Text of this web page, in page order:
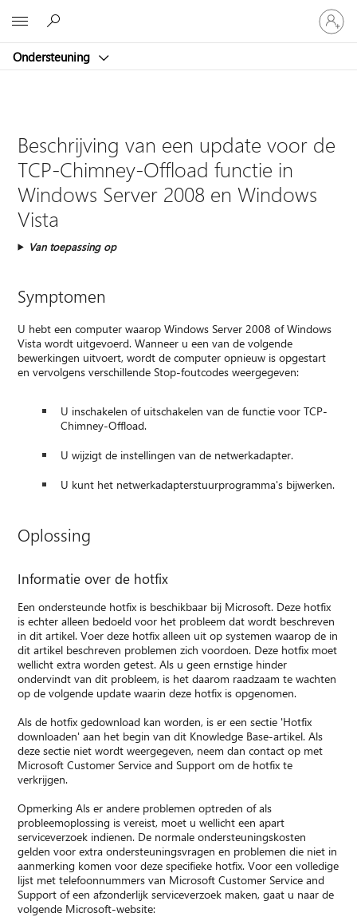
Ondersteuning
Meld
je
aan
je
Beschrijving van een update voor de
TCP-Chimney-Offload functie in
Windows Server 2008 en Windows
Vista
Van toepassing op
Symptomen
U hebt een computer waarop Windows Server 2008 of Windows
Vista wordt uitgevoerd. Wanneer u een van de volgende
bewerkingen uitvoert, wordt de computer opnieuw is opgestart
en vervolgens verschillende Stop-foutcodes weergegeven:
U inschakelen of uitschakelen van de functie voor TCP-
Chimney-Offload.
U wijzigt de instellingen van de netwerkadapter.
U kunt het netwerkadapterstuurprogramma's bijwerken.
Oplossing
Informatie over de hotfix
Een ondersteunde hotfix is beschikbaar bij Microsoft. Deze hotfix
is echter alleen bedoeld voor het probleem dat wordt beschreven
in dit artikel. Voer deze hotfix alleen uit op systemen waarop de in
dit artikel beschreven problemen zich voordoen. Deze hotfix moet
wellicht extra worden getest. Als u geen ernstige hinder
ondervindt van dit probleem, is het daarom raadzaam te wachten
op de volgende update waarin deze hotfix is opgenomen.
Als de hotfix gedownload kan worden, is er een sectie 'Hotfix
downloaden' aan het begin van dit Knowledge Base-artikel. Als
deze sectie niet wordt weergegeven, neem dan contact op met
Microsoft Customer Service and Support om de hotfix te
verkrijgen.
Opmerking Als er andere problemen optreden of als
probleemoplossing is vereist, moet u wellicht een apart
serviceverzoek indienen. De normale ondersteuningskosten
gelden voor extra ondersteuningsvragen en problemen die niet in
aanmerking komen voor deze specifieke hotfix. Voor een volledige
lijst met telefoonnummers van Microsoft Customer Service and
Support of een afzonderlijk serviceverzoek maken, gaat u naar de
volgende Microsoft-website: